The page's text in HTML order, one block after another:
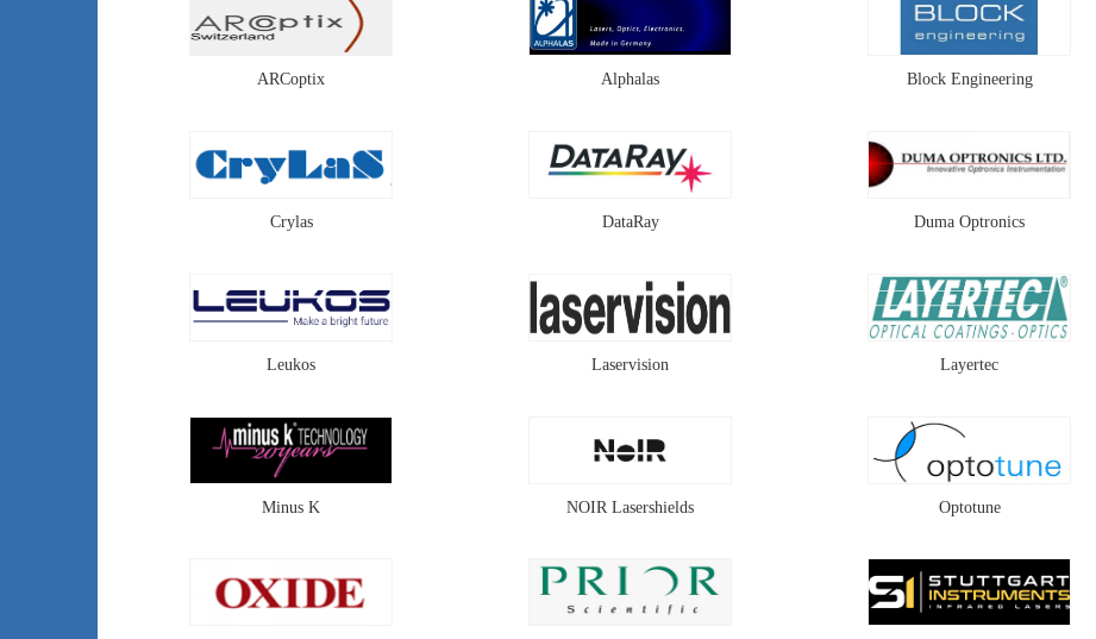
ARCoptix Alphalas Block Engineering
Crylas DataRay Duma Optronics
Leukos Laservision Layertec
Minus K NOIR Lasershields Optotune